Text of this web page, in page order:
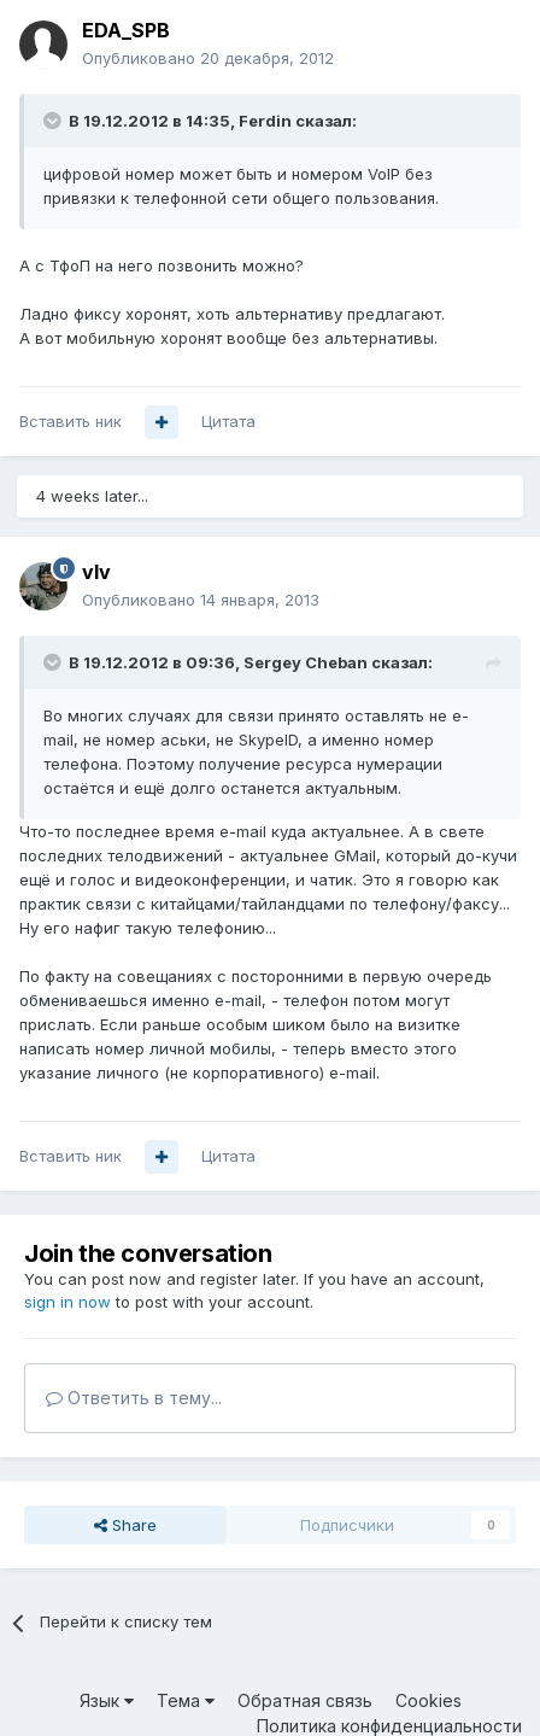
EDA_SPB
Опубликовано 20 декабря, 2012
В 19.12.2012 в 14:35, Ferdin сказал:
цифровой номер может быть и номером VoIP без
привязки к телефонной сети общего пользования.
А с ТфоП на него позвонить можно?
Ладно фиксу хоронят, хоть альтернативу предлагают.
А вот мобильную хоронят вообще без альтернативы.
Вставить ник Цитата
4 weeks later...
vIv
Опубликовано 14 января, 2013
В 19.12.2012 в 09:36, Sergey Cheban сказал:
Во многих случаях для связи принято оставлять не e-
mail, не номер аськи, не SkypeID, а именно номер
телефона. Поэтому получение ресурса нумерации
остаётся и ещё долго останется актуальным.
Что-то последнее время e-mail куда актуальнее. А в свете
последних телодвижений - актуальнее GMail, который до-кучи
ещё и голос и видеоконференции, и чатик. Это я говорю как
практик связи с китайцами/тайландцами по телефону/факсу...
Ну его нафиг такую телефонию...
По факту на совещаниях с посторонними в первую очередь
обмениваешься именно e-mail, - телефон потом могут
прислать. Если раньше особым шиком было на визитке
написать номер личной мобилы, - теперь вместо этого
указание личного (не корпоративного) e-mail.
Вставить ник Цитата
Join the conversation
You can post now and register later. If you have an account,
sign in now to post with your account.
Ответить в тему...
Share Подписчики 0
Перейти к списку тем
Язык Тема Обратная связь
Cookies
Политика конфиденциальности